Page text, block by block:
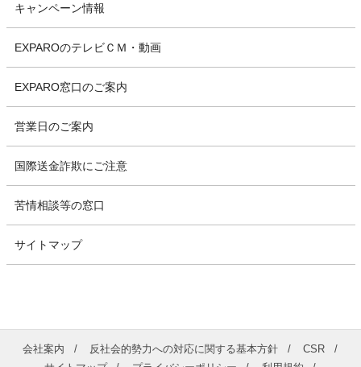
キャンペーン情報
EXPAROのテレビＣＭ・動画
EXPARO窓口のご案内
営業日のご案内
国際送金詐欺にご注意
苦情相談等の窓口
サイトマップ
会社案内 反社会的勢力への対応に関する基本方針
CSR